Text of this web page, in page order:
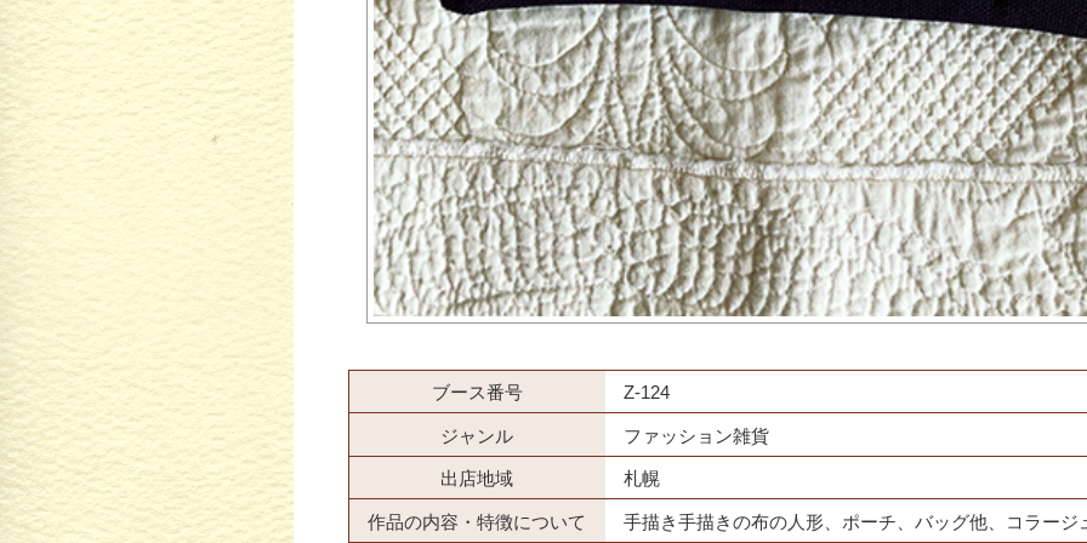
ブース番号 Z-124
ジャンル ファッション雑貨
出店地域 札幌
作品の内容・特徴について 手描き手描きの布の人形、ポーチ、バッグ他、コラージ